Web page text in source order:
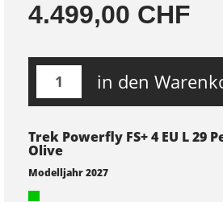
4.499,00 CHF
in den
Trek Powerfly FS+ 4 EU L 29
Olive
Modelljahr 2027